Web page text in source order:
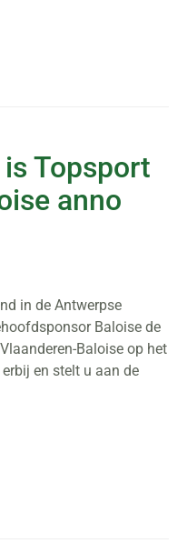
Topsport
anno
in de Antwerpse
Baloise de
Baloise op het
en stelt u aan de